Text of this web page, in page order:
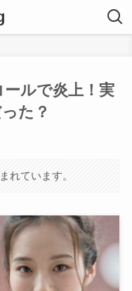
ルで炎上！実
た？
れています。